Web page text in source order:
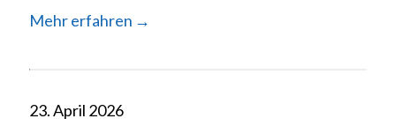
Mehr erfahren
23. April 2026